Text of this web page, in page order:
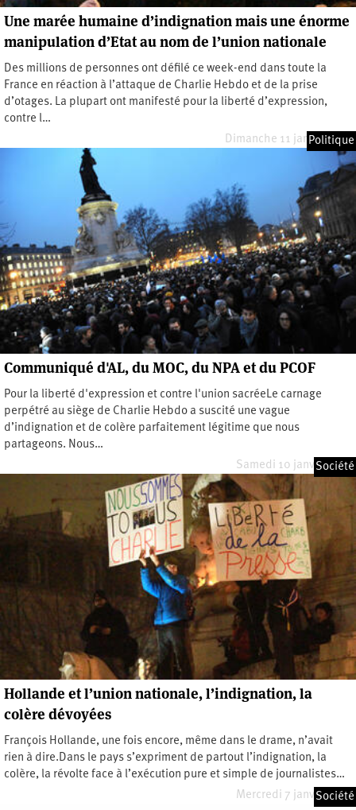
Une marée humaine d’indignation mais une énorme
manipulation d’Etat au nom de l’union nationale
Des millions de personnes ont défilé ce week-end dans toute la
France en réaction à l’attaque de Charlie Hebdo et de la prise
d’otages. La plupart ont manifesté pour la liberté d’expression,
contre l…
Dimanche 11 janvier 2015
Politique
Communiqué d'AL, du MOC, du NPA et du PCOF
Pour la liberté d'expression et contre l'union sacréeLe carnage
perpétré au siège de Charlie Hebdo a suscité une vague
d’indignation et de colère parfaitement légitime que nous
partageons. Nous…
Samedi 10 janvier 2015
Société
Hollande et l’union nationale, l’indignation, la
colère dévoyées
François Hollande, une fois encore, même dans le drame, n’avait
rien à dire.Dans le pays s’expriment de partout l’indignation, la
colère, la révolte face à l’exécution pure et simple de journalistes…
Mercredi 7 janvier 2015
Société